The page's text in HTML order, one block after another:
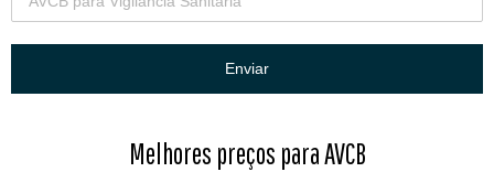
Enviar
Melhores preços para AVCB